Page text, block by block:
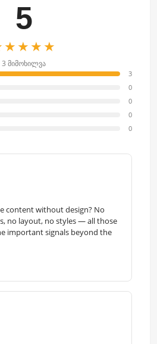
5
3 მიმოხილვა
3
0
0
0
0
content without design? No
no layout, no styles — all those
important signals beyond the